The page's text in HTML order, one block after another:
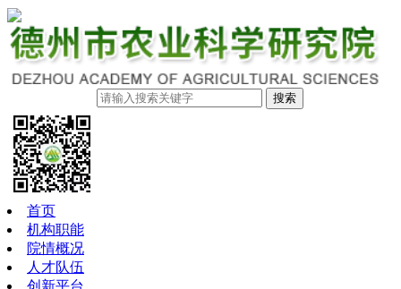
搜索
首页
机构职能
院情概况
人才队伍